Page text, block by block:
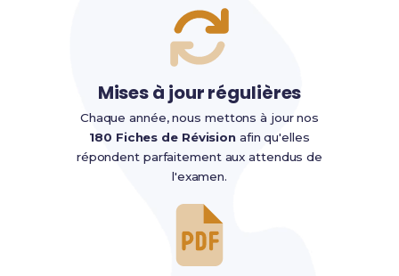
Mises à jour régulières
Chaque année, nous mettons à jour nos
180 Fiches de Révision afin qu'elles
répondent parfaitement aux attendus de
l'examen.